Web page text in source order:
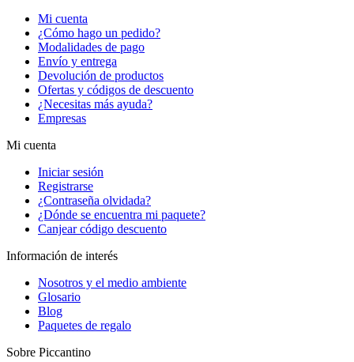
Mi cuenta
¿Cómo hago un pedido?
Modalidades de pago
Envío y entrega
Devolución de productos
Ofertas y códigos de descuento
¿Necesitas más ayuda?
Empresas
Mi cuenta
Iniciar sesión
Registrarse
¿Contraseña olvidada?
¿Dónde se encuentra mi paquete?
Canjear código descuento
Información de interés
Nosotros y el medio ambiente
Glosario
Blog
Paquetes de regalo
Sobre Piccantino